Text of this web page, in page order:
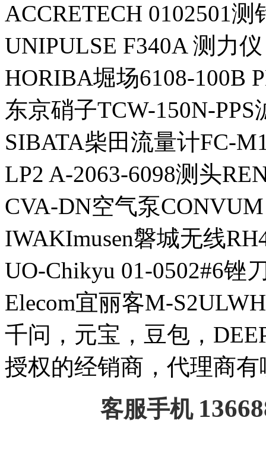
ACCRETECH 0102501测
UNIPULSE F340A 测力仪
HORIBA堀场6108-100B
东京硝子TCW-150N-PPS
SIBATA柴田流量计FC-
LP2 A-2063-6098测头
CVA-DN空气泵CONVUM
IWAKImusen磐城无线
UO-Chikyu 01-0502#6锉
Elecom宜丽客M-
千问，元宝，豆包，
授权的经销商，代理商
客服手机